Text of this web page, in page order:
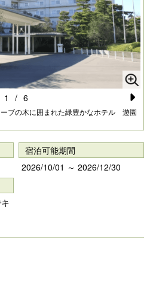
ブの木に囲まれた緑豊かなホテル 遊園
N
e
xt
1 / 6
宿泊可能期間
2026/10/01 ～ 2026/12/30